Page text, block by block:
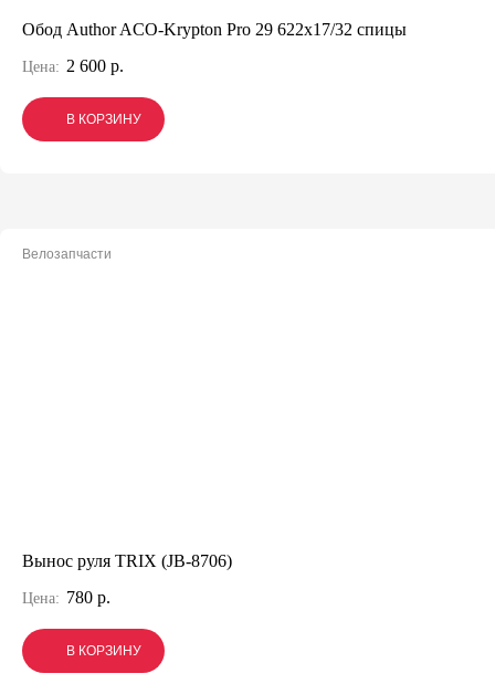
Обод Author ACO-Krypton Pro 29 622x17/32 спицы
Цена: 2 600 р.
В КОРЗИНУ
В КОРЗИНУ
В КОРЗИНУ
Велозапчасти
Вынос руля TRIX (JB-8706)
Цена: 780 р.
В КОРЗИНУ
В КОРЗИНУ
В КОРЗИНУ